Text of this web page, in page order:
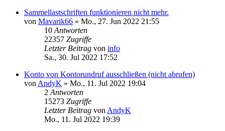
Sammellastschriften funktionieren nicht mehr.
von Mavarik66 » Mo., 27. Jun 2022 21:55
10 Antworten
22357 Zugriffe
Letzter Beitrag von info
Sa., 30. Jul 2022 17:52
Konto von Kontorundruf ausschließen (nicht abrufen)
von AndyK » Mo., 11. Jul 2022 19:04
2 Antworten
15273 Zugriffe
Letzter Beitrag von AndyK
Mo., 11. Jul 2022 19:39